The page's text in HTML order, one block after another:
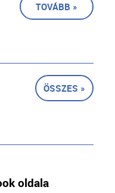
TOVÁBB »
ÖSSZES »
oldala